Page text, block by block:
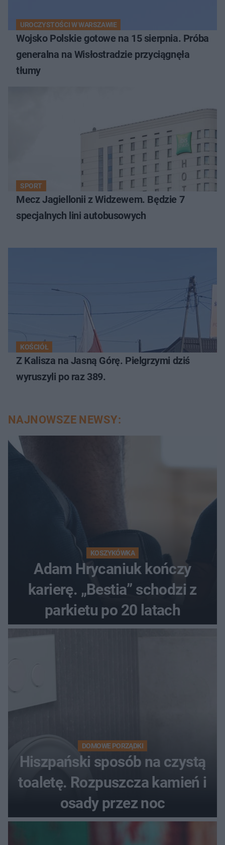
UROCZYSTOŚCI W WARSZAWIE
Wojsko Polskie gotowe na 15 sierpnia. Próba
generalna na Wisłostradzie przyciągnęła
tłumy
SPORT
Mecz Jagiellonii z Widzewem. Będzie 7
specjalnych lini autobusowych
KOŚCIÓŁ
Z Kalisza na Jasną Górę. Pielgrzymi dziś
wyruszyli po raz 389.
NAJNOWSZE NEWSY:
KOSZYKÓWKA
Adam Hrycaniuk kończy
karierę. „Bestia” schodzi z
parkietu po 20 latach
DOMOWE PORZĄDKI
Hiszpański sposób na czystą
toaletę. Rozpuszcza kamień i
osady przez noc